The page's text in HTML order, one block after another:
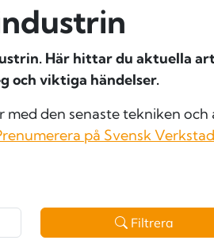
Här hittar du aktuella
och viktiga händelser.
den senaste tekniken
på Svensk
Filtrera